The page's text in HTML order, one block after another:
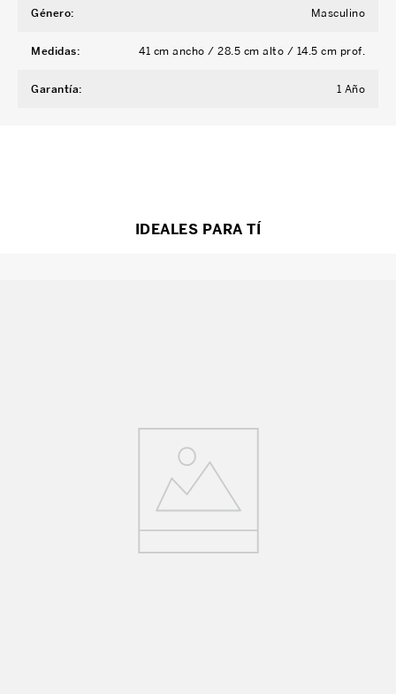
Género: Masculino
Medidas: 41 cm ancho / 28.5 cm alto / 14.5 cm prof.
Garantía: 1 Año
IDEALES PARA TÍ